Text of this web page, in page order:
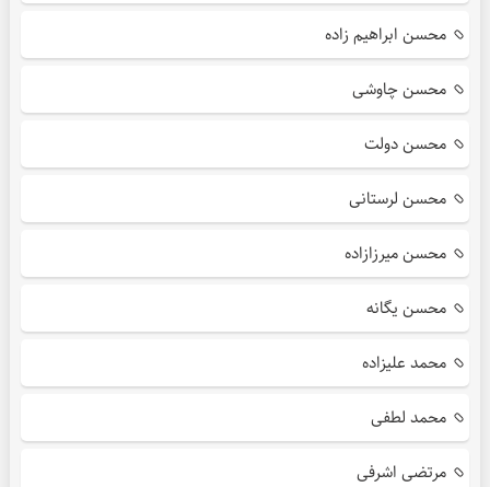
محسن ابراهیم زاده
محسن چاوشی
محسن دولت
محسن لرستانی
محسن میرزازاده
محسن یگانه
محمد علیزاده
محمد لطفی
مرتضی اشرفی